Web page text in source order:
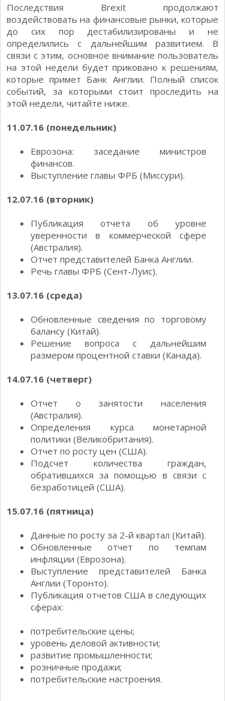
Последствия Brexit продолжают
воздействовать на финансовые рынки, которые
до сих пор дестабилизированы и не
определились с дальнейшим развитием. В
связи с этим, основное внимание пользователь
на этой недели будет приковано к решениям,
которые примет Банк Англии. Полный список
событий, за которыми стоит проследить на
этой недели, читайте ниже.
11.07.16 (понедельник)
Еврозона: заседание министров
финансов.
Выступление главы ФРБ (Миссури).
12.07.16 (вторник)
Публикация отчета об уровне
уверенности в коммерческой сфере
(Австралия).
Отчет представителей Банка Англии.
Речь главы ФРБ (Сент-Луис).
13.07.16 (среда)
Обновленные сведения по торговому
балансу (Китай).
Решение вопроса с дальнейшим
размером процентной ставки (Канада).
14.07.16 (четверг)
Отчет о занятости населения
(Австралия).
Определения курса монетарной
политики (Великобритания).
Отчет по росту цен (США).
Подсчет количества граждан,
обратившихся за помощью в связи с
безработицей (США).
15.07.16 (пятница)
Данные по росту за 2-й квартал (Китай).
Обновленные отчет по темпам
инфляции (Еврозона).
Выступление представителей Банка
Англии (Торонто).
Публикация отчетов США в следующих
сферах:
потребительские цены;
уровень деловой активности;
развитие промышленности;
розничные продажи;
потребительские настроения.